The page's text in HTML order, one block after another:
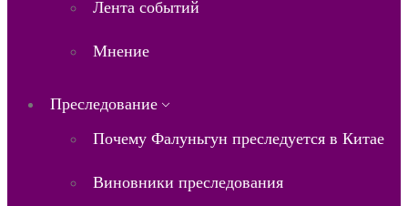
Лента событий
Мнение
Преследование
Почему Фалуньгун преследуется в Китае
Виновники преследования